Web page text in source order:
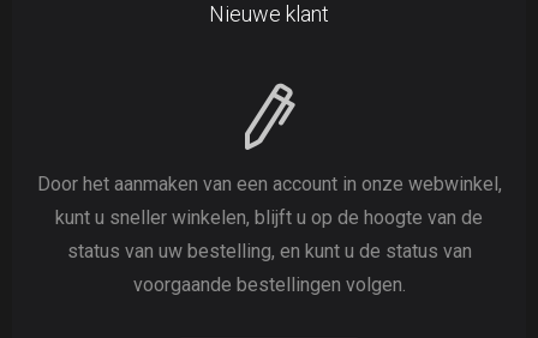
Nieuwe klant
Door het aanmaken van een account in onze webwinkel,
kunt u sneller winkelen, blijft u op de hoogte van de
status van uw bestelling, en kunt u de status van
voorgaande bestellingen volgen.